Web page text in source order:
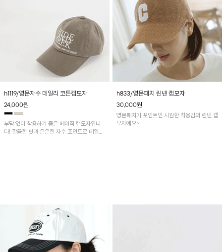
h1119/영문자수 데일리 코튼캡모자
24,000원
부담 없이 착용하기 좋은 베이직 캡모자입니
다! 깔끔한 핏과 은은한 자수 포인트로 데일리
h833/영문패치 린넨 캡모자
30,000원
영문패치가 포인트인 시원한 착용감의 린넨 캡
모자에요~